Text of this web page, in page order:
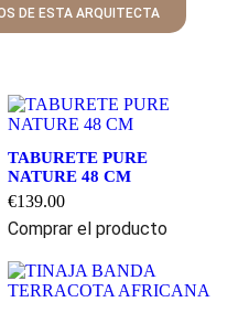
DE ESTA ARQUITECTA
TABURETE PURE
NATURE 48 CM
€139.00
Comprar el producto